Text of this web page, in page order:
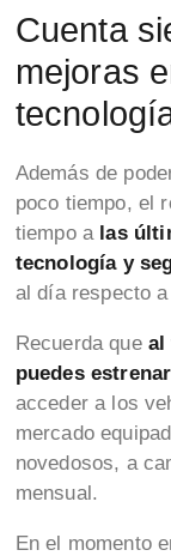
Cuenta
mejoras
Además de
poco tiempo, el
tiempo a las
tecnología y
al día respecto
Recuerda que al
puedes
acceder a los
mercado
novedosos, a
mensual.
En el momento